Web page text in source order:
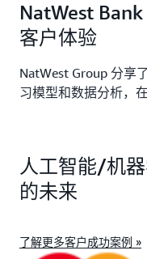
NatWest
客户体验
NatWest Group 分享
习模型和数据分析，
人工智能/机
的未来
了解更多客户成功案例 »